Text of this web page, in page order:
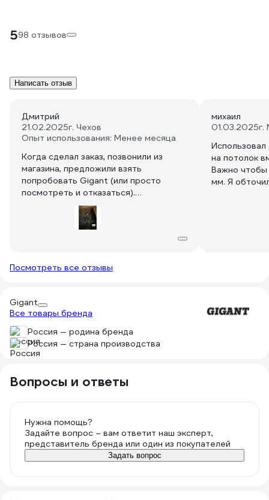
598 отзывов
Написать отзыв
Дмитрий
21.02.2025г. Чехов
Опыт использования: Менее месяца
Когда сделал заказ, позвонили из
магазина, предложили взять
попробовать Gigant (или просто
посмотреть и отказаться).
По итогу имеем дюбель-гвозди
Daxmer и Gigant произведенные в
одной торгово-производственной
михаил
01.03.2025г.
на потолок
Важно чтобы
мм. Я
Посмотреть все отзывы
Gigant
Все товары бренда
Россия — родина бренда
Россия — страна производства
Вопросы и ответы
Нужна помощь?
Задайте вопрос – вам ответит наш эксперт,
представитель бренда или один из покупателей
Задать вопрос